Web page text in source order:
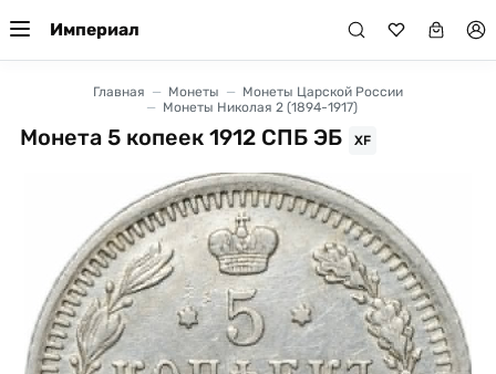
Империал
Главная Монеты
Монеты Царской России
Монеты Николая 2 (1894-1917)
Монета 5 копеек 1912 СПБ ЭБ XF